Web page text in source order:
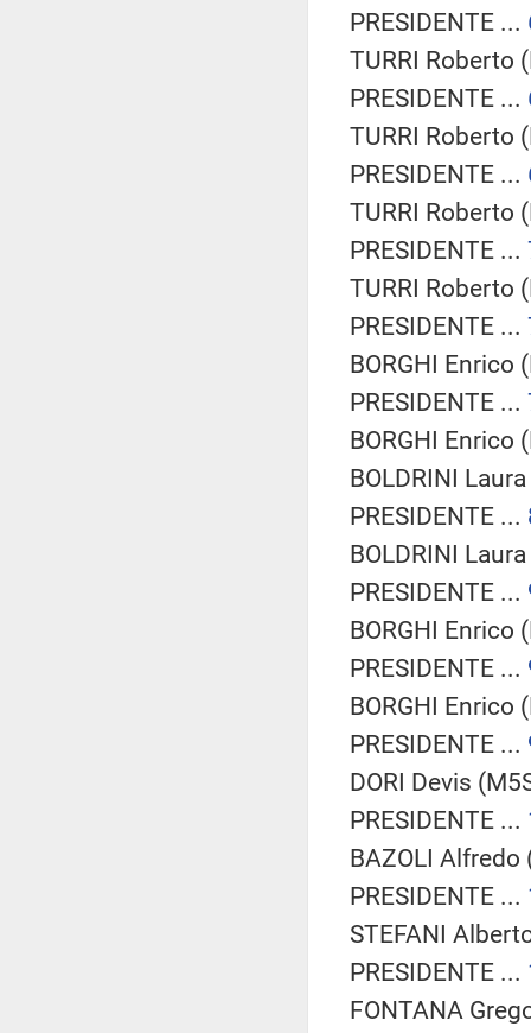
PRESIDENTE ...
TURRI Roberto
PRESIDENTE ...
TURRI Roberto
PRESIDENTE ...
TURRI Roberto
PRESIDENTE ...
TURRI Roberto
PRESIDENTE ...
BORGHI Enrico
PRESIDENTE ...
BORGHI Enrico
BOLDRINI
PRESIDENTE ...
BOLDRINI
PRESIDENTE ...
BORGHI Enrico
PRESIDENTE ...
BORGHI Enrico
PRESIDENTE ...
DORI Devis
PRESIDENTE ...
BAZOLI Alfredo
PRESIDENTE ...
STEFANI
PRESIDENTE ...
FONTANA